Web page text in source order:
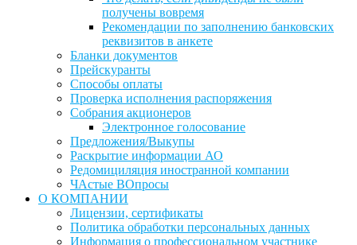
получены вовремя
Рекомендации по заполнению банковских
реквизитов в анкете
Бланки документов
Прейскуранты
Способы оплаты
Проверка исполнения распоряжения
Собрания акционеров
Электронное голосование
Предложения/Выкупы
Раскрытие информации АО
Редомициляция иностранной компании
ЧАстые ВОпросы
О КОМПАНИИ
Лицензии, сертификаты
Политика обработки персональных данных
Информация о профессиональном участнике